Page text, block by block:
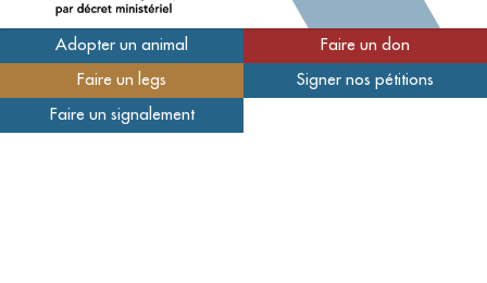
Qui sommes-nous
Nos refuges
Adopter un animal Faire un don
Faire un legs Signer nos pétitions
Faire un signalement